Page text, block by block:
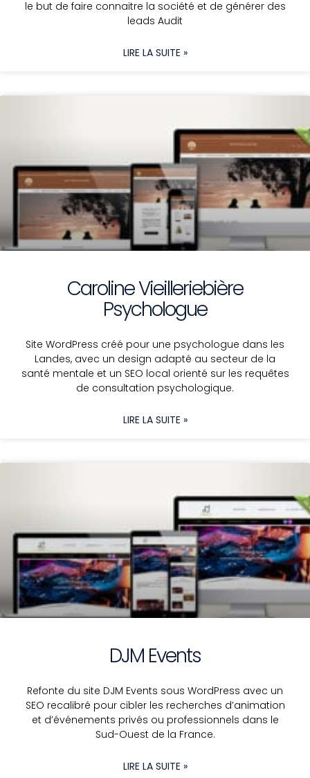
le but de faire connaitre la société et de générer des
leads Audit
LIRE LA SUITE »
Caroline Vieilleriebière
Psychologue
Site WordPress créé pour une psychologue dans les
Landes, avec un design adapté au secteur de la
santé mentale et un SEO local orienté sur les requêtes
de consultation psychologique.
LIRE LA SUITE »
DJM Events
Refonte du site DJM Events sous WordPress avec un
SEO recalibré pour cibler les recherches d’animation
et d’événements privés ou professionnels dans le
Sud-Ouest de la France.
LIRE LA SUITE »